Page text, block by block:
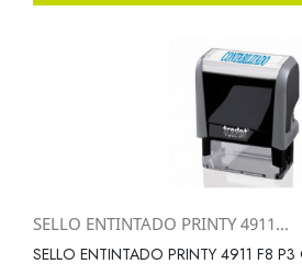
SELLO ENTINTADO PRINTY 4911...
SELLO ENTINTADO PRINTY 4911 F8